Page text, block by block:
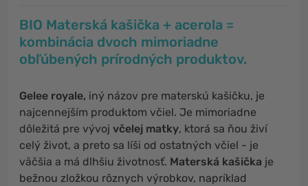
BIO Materská kašička + acerola =
kombinácia dvoch mimoriadne
obľúbených prírodných produktov.
Gelee royale, iný názov pre materskú kašičku, je
najcennejším produktom včiel. Je mimoriadne
dôležitá pre vývoj včelej matky, ktorá sa ňou živí
celý život, a preto sa líši od ostatných včiel - je
väčšia a má dlhšiu životnosť. Materská kašička je
bežnou zložkou rôznych výrobkov, napríklad